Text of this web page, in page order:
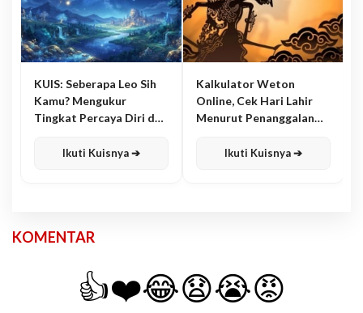
KUIS: Seberapa Leo Sih
Kamu? Mengukur
Tingkat Percaya Diri dan
Ikuti Kuisnya ➔
Kalkulator Weton
Online, Cek Hari Lahir
Menurut Penanggalan
Ikuti Kuisnya ➔
KOMENTAR
👍❤️😂😧😭😡